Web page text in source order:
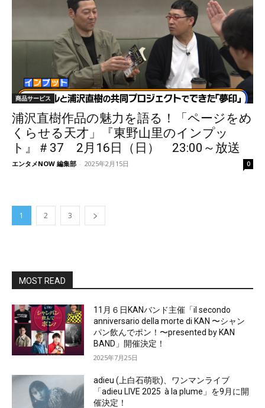
商品サービス
浦沢直樹作品の魅力を語る！「ページをめ
くらせる天才」『東野山里のインプッ
ト』＃37 2月16日（日） 23:00～放送
エンタメNOW 編集部 - 2025年2月15日 0
1 2 3
MOST READ
11月６日KANバンド主催「il secondo
anniversario della morte di KAN 〜シャン
パン飲んでポン！〜presented by KAN
BAND」開催決定！
2025年7月25日
adieu (上白石萌歌)、ワンマンライブ
「adieu LIVE 2025 à la plume」を9月に開
催決定！